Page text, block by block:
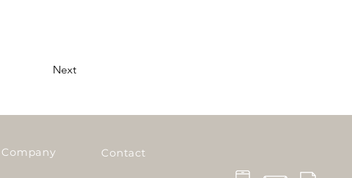
Next
Company Contact